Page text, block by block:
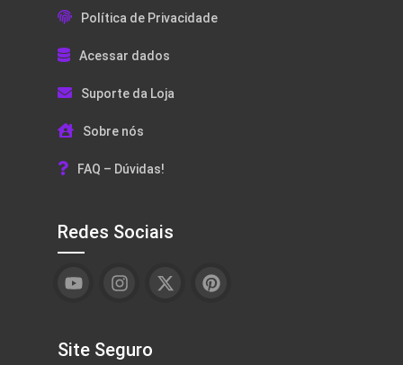
Política de Privacidade
Acessar dados
Suporte da Loja
Sobre nós
FAQ – Dúvidas!
Redes Sociais
Site Seguro